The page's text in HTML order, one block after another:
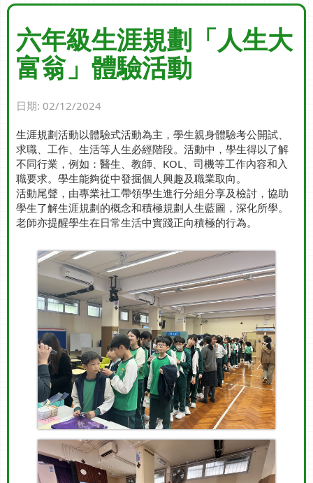
六年級生涯規劃「人生大
富翁」體驗活動
日期: 02/12/2024
生涯規劃活動以體驗式活動為主，學生親身體驗考公開試、
求職、工作、生活等人生必經階段。活動中，學生得以了解
不同行業，例如：醫生、教師、KOL、司機等工作內容和入
職要求。學生能夠從中發掘個人興趣及職業取向。
活動尾聲，由專業社工帶領學生進行分組分享及檢討，協助
學生了解生涯規劃的概念和積極規劃人生藍圖，深化所學。
老師亦提醒學生在日常生活中實踐正向積極的行為。